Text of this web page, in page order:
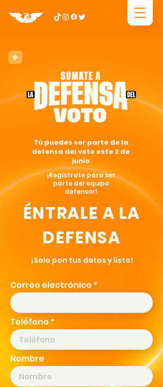
Tú puedes ser parte de la
defensa del voto este 2 de
junio
¡Regístrate para ser
parte del equipo
defensor!
ÉNTRALE A LA
DEFENSA
¡Solo pon tus datos y listo!
Correo electrónico
Teléfono
Nombre